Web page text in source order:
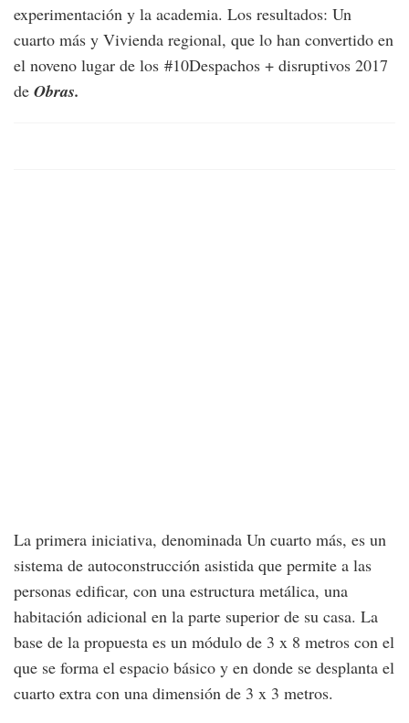
experimentación y la academia. Los resultados: Un
cuarto más y Vivienda regional, que lo han convertido en
el noveno lugar de los #10Despachos + disruptivos 2017
de Obras.
La primera iniciativa, denominada Un cuarto más, es un
sistema de autoconstrucción asistida que permite a las
personas edificar, con una estructura metálica, una
habitación adicional en la parte superior de su casa. La
base de la propuesta es un módulo de 3 x 8 metros con el
que se forma el espacio básico y en donde se desplanta el
cuarto extra con una dimensión de 3 x 3 metros.